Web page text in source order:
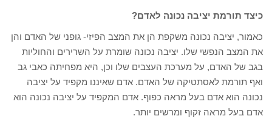
כיצד תורמת יציבה נכונה לאדם?
כאמור, יציבה נכונה משקפת הן את המצב הפיזי- גופני של האדם והן
את המצב הנפשי שלו. יציבה נכונה שומרת על השרירים והחוליות
בגב של האדם, על מערכת העצבים שלו וכן, היא מפחיתה כאבי גב
ואף תורמת לאסתטיקה של האדם. אדם שאיננו מקפיד על יציבה
נכונה הוא אדם בעל מראה כפוף. אדם המקפיד על יציבה נכונה הוא
אדם בעל מראה זקוף ומרשים יותר.